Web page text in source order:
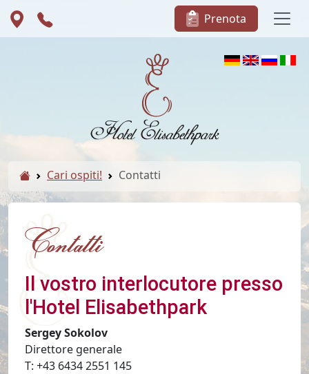
Prenota
Cari ospiti! Contatti
Contatti
Il vostro interlocutore presso
l'Hotel Elisabethpark
Sergey Sokolov
Direttore generale
T: +43 6434 2551 145